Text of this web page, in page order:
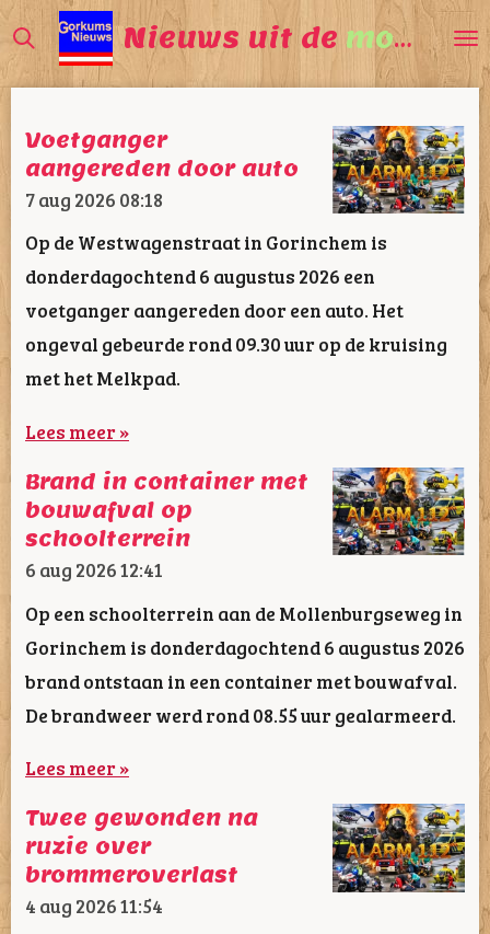
Ga
direct
naar
de
hoofdinhoud
Nieuws uit de mooiste
Voetganger
aangereden door auto
7 aug 2026 08:18
Op de Westwagenstraat in Gorinchem is
donderdagochtend 6 augustus 2026 een
voetganger aangereden door een auto. Het
ongeval gebeurde rond 09.30 uur op de kruising
met het Melkpad.
Lees meer »
Brand in container met
bouwafval op
schoolterrein
6 aug 202612:41
Op een schoolterrein aan de Mollenburgseweg in
Gorinchem is donderdagochtend 6 augustus 2026
brand ontstaan in een container met bouwafval.
De brandweer werd rond 08.55 uur gealarmeerd.
Lees meer »
Twee gewonden na
ruzie over
brommeroverlast
4 aug 202611:54